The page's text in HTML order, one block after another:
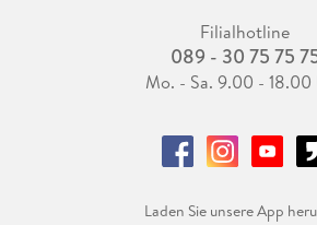
Filialhotline
089 - 30 75 75
Mo. - Sa. 9.00 - 18.00
Laden Sie unsere App